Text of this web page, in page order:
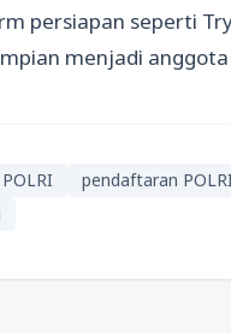
persiapan seperti
menjadi anggota
pendaftaran